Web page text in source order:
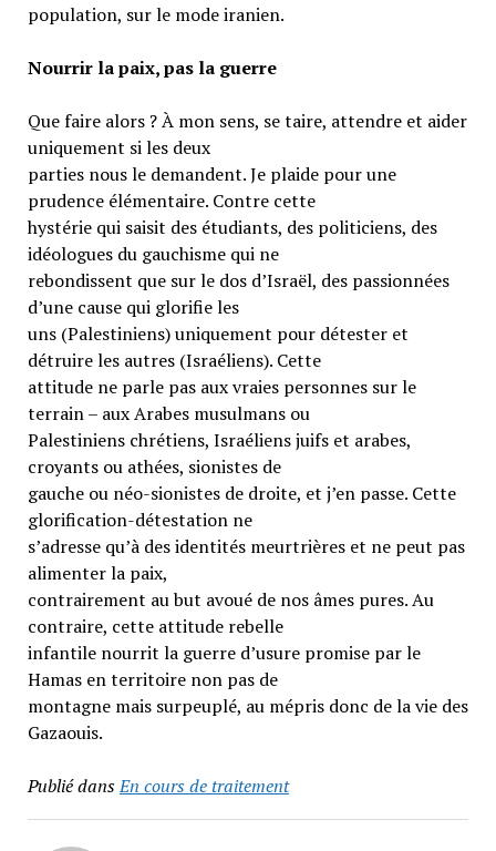
population, sur le mode iranien.
Nourrir la paix, pas la guerre
Que faire alors ? À mon sens, se taire, attendre et aider
uniquement si les deux
parties nous le demandent. Je plaide pour une
prudence élémentaire. Contre cette
hystérie qui saisit des étudiants, des politiciens, des
idéologues du gauchisme qui ne
rebondissent que sur le dos d’Israël, des passionnées
d’une cause qui glorifie les
uns (Palestiniens) uniquement pour détester et
détruire les autres (Israéliens). Cette
attitude ne parle pas aux vraies personnes sur le
terrain – aux Arabes musulmans ou
Palestiniens chrétiens, Israéliens juifs et arabes,
croyants ou athées, sionistes de
gauche ou néo-sionistes de droite, et j’en passe. Cette
glorification-détestation ne
s’adresse qu’à des identités meurtrières et ne peut pas
alimenter la paix,
contrairement au but avoué de nos âmes pures. Au
contraire, cette attitude rebelle
infantile nourrit la guerre d’usure promise par le
Hamas en territoire non pas de
montagne mais surpeuplé, au mépris donc de la vie des
Gazaouis.
Publié dansEn cours de traitement